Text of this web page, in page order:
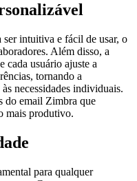
intuitiva e fácil de usar, o
Além disso, a
cada usuário ajuste a
tornando a
necessidades individuais.
do email Zimbra que
mais produtivo.
para qualquer